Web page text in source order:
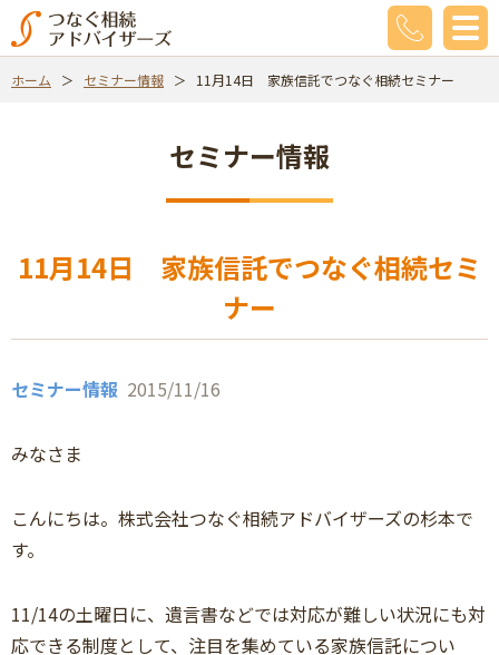
ホーム セミナー情報 11月14日 家族信託でつなぐ相続セミナー
セミナー情報
11月14日 家族信託でつなぐ相続セミ
ナー
セミナー情報 2015/11/16
みなさま
こんにちは。株式会社つなぐ相続アドバイザーズの杉本で
す。
11/14の土曜日に、遺言書などでは対応が難しい状況にも対
応できる制度として、注目を集めている家族信託につい